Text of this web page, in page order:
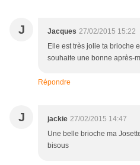
J Jacques 27/02/2015 15:22
Elle est très jolie ta brioche
souhaite une bonne après-
Répondre
J jackie 27/02/2015 14:47
Une belle brioche ma
bisous